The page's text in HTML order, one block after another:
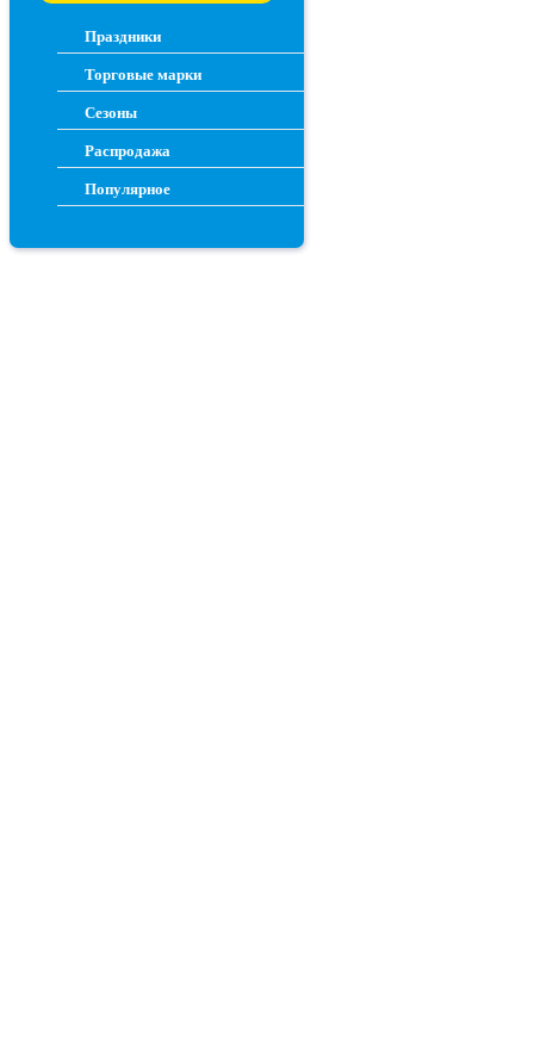
Праздники
Торговые марки
Сезоны
Распродажа
Популярное